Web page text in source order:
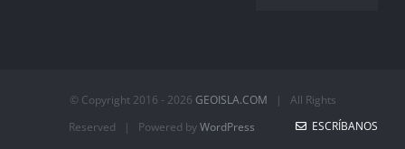
© Copyright 2016 - 2026 GEOISLA.COM | All Rights
Reserved | Powered byWordPress ESCRÍBANOS